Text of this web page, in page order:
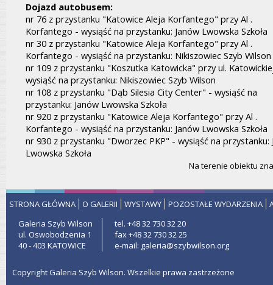
Dojazd autobusem:
nr 76 z przystanku "Katowice Aleja Korfantego" przy Al .
Korfantego - wysiąść na przystanku: Janów Lwowska Szkoła
nr 30 z przystanku "Katowice Aleja Korfantego" przy Al .
Korfantego - wysiąść na przystanku: Nikiszowiec Szyb Wilson
nr 109 z przystanku "Koszutka Katowicka" przy ul.
wysiąść na przystanku: Nikiszowiec Szyb Wilson
nr 108 z przystanku "Dąb Silesia City Center" - wysiąść na
przystanku: Janów Lwowska Szkoła
nr 920 z przystanku "Katowice Aleja Korfantego" przy Al .
Korfantego - wysiąść na przystanku: Janów Lwowska Szkoła
nr 930 z przystanku "Dworzec PKP" - wysiąść na przystanku:
Lwowska Szkoła
Na terenie obiektu
STRONA GŁÓWNA O GALERII WYSTAWY POZOSTAŁE WYDARZENIA
Galeria Szyb Wilson
ul. Oswobodzenia 1
40 - 403 KATOWICE
tel. +48 32 730 32 20
fax +48 32 730 32 25
e-mail: galeria@szybwilson.org
Copyright Galeria Szyb Wilson. Wszelkie prawa zastrzeżone